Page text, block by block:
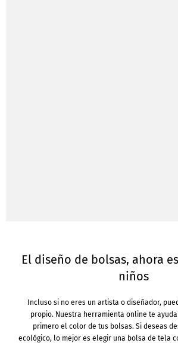
El diseño de bolsas, ahora
niños
Incluso si no eres un artista o diseñador,
propio. Nuestra herramienta online te
primero el color de tus bolsas. Si deseas
ecológico, lo mejor es elegir una bolsa de tela